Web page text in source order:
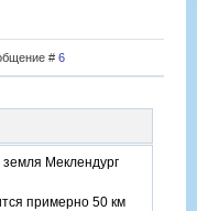
# 6
земля Меклендург
примерно 50 км